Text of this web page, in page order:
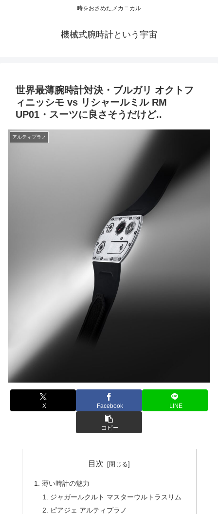
時をおさめたメカニカル
機械式腕時計という宇宙
世界最薄腕時計対決・ブルガリ オクトフ
ィニッシモ vs リシャールミル RM
UP01・スーツに良さそうだけど..
アルティプラノ
X Facebook LINE
コピー
目次
薄い時計の魅力
ジャガールクルト マスターウルトラスリム
ピアジェ アルティプラノ